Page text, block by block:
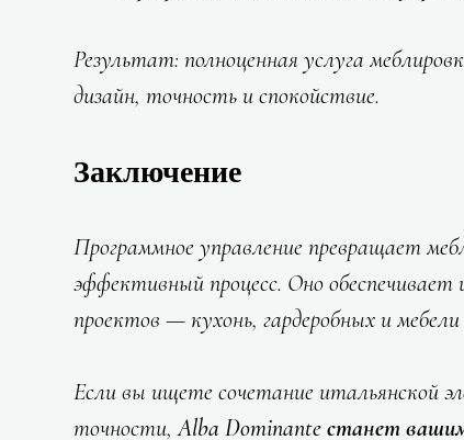
Результат: полноценная услуга
дизайн, точность и спокойствие.
Заключение
Программное управление превращает
эффективный процесс. Оно
проектов — кухонь, гардеробных и мебели
Если вы ищете сочетание итальянской
точности, Alba Dominante станет